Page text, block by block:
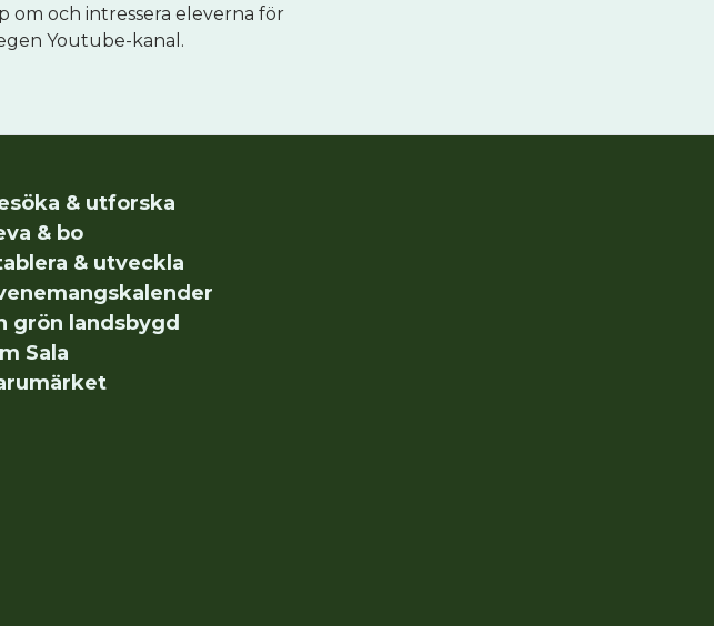
om och intressera eleverna för
Youtube-kanal.
& utforska
& bo
& utveckla
grön landsbygd
Sala